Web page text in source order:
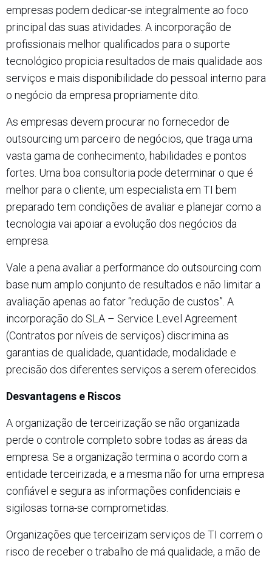
empresas podem dedicar-se integralmente ao foco
principal das suas atividades. A incorporação de
profissionais melhor qualificados para o suporte
tecnológico propicia resultados de mais qualidade aos
serviços e mais disponibilidade do pessoal interno para
o negócio da empresa propriamente dito.
As empresas devem procurar no fornecedor de
outsourcing um parceiro de negócios, que traga uma
vasta gama de conhecimento, habilidades e pontos
fortes. Uma boa consultoria pode determinar o que é
melhor para o cliente, um especialista em TI bem
preparado tem condições de avaliar e planejar como a
tecnologia vai apoiar a evolução dos negócios da
empresa.
Vale a pena avaliar a performance do outsourcing com
base num amplo conjunto de resultados e não limitar a
avaliação apenas ao fator “redução de custos”. A
incorporação do SLA – Service Level Agreement
(Contratos por níveis de serviços) discrimina as
garantias de qualidade, quantidade, modalidade e
precisão dos diferentes serviços a serem oferecidos.
Desvantagens e Riscos
A organização de terceirização se não organizada
perde o controle completo sobre todas as áreas da
empresa. Se a organização termina o acordo com a
entidade terceirizada, e a mesma não for uma empresa
confiável e segura as informações confidenciais e
sigilosas torna-se comprometidas.
Organizações que terceirizam serviços de TI correm o
risco de receber o trabalho de má qualidade, a mão de